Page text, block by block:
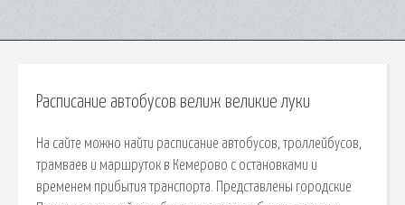
Расписание автобусов велиж великие луки
На сайте можно найти расписание автобусов, троллейбусов,
трамваев и маршруток в Кемерово с остановками и
временем прибытия транспорта. Представлены городские